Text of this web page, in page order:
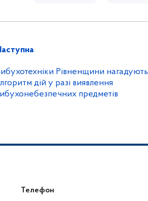
Рівненщини нагадують
дій у разі виявлення
предметів
Телефон